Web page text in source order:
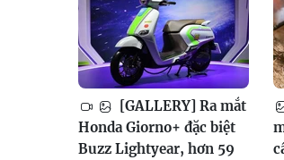
[GALLERY] Ra mắt
Honda Giorno+ đặc biệt
Buzz Lightyear, hơn 59